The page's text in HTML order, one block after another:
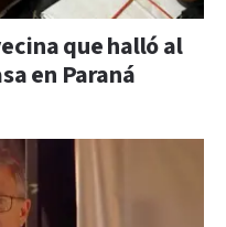
que halló al
en Paraná